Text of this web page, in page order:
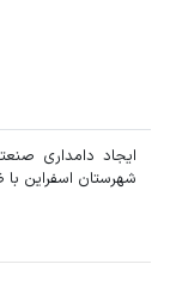
ایجاد دامداری
شهرستان اسفراین با ظرفیت 1000 رأس و اشتغال